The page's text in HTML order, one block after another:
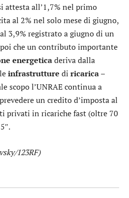
attesta all’1,7% nel primo
al 2% nel solo mese di giugno,
3,9% registrato a giugno di un
che un contributo importante
energeticaderiva dalla
infrastrutture di ricarica–
scopo l’UNRAE continua a
un credito d’imposta al
privati in ricariche fast (oltre 70
123RF)